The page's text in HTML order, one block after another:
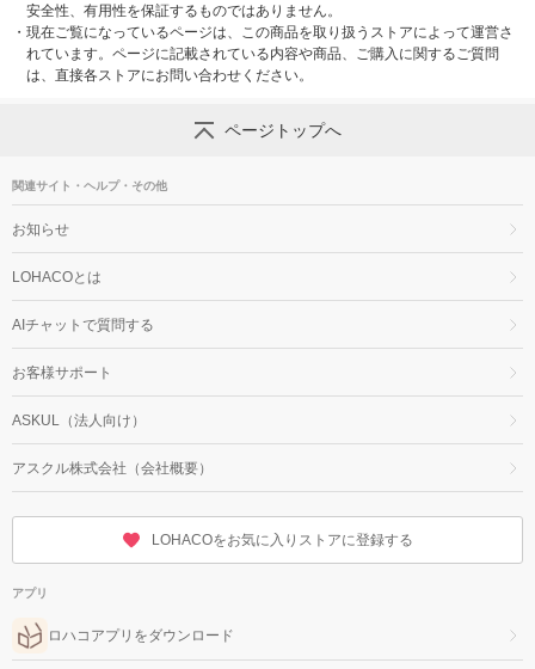
安全性、有用性を保証するものではありません。
・ 現在ご覧になっているページは、この商品を取り扱うストアによって運営さ
れています。ページに記載されている内容や商品、ご購入に関するご質問
は、直接各ストアにお問い合わせください。
ページトップへ
関連サイト・ヘルプ・その他
お知らせ
LOHACOとは
AIチャットで質問する
お客様サポート
ASKUL（法人向け）
アスクル株式会社（会社概要）
LOHACOをお気に入りストアに登録する
アプリ
ロハコアプリをダウンロード